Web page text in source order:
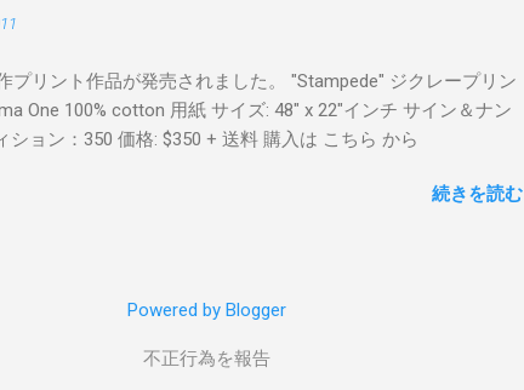
プリント作品が発売されました。 "Stampede" ジクレープリン
One 100% cotton 用紙 サイズ: 48" x 22"インチ サイン＆ナン
ション：350 価格: $350 + 送料 購入は こちら から
続きを読む
Powered by Blogger
不正行為を報告